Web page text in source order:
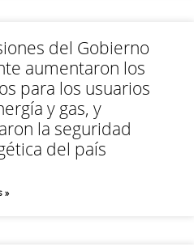
del Gobierno
aumentaron los
para los usuarios
y gas, y
la seguridad
del país
»